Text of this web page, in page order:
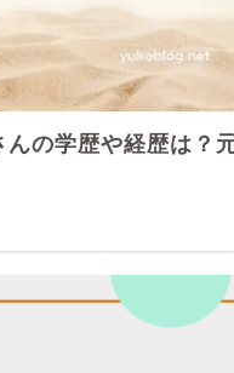
んの学歴や経歴は？